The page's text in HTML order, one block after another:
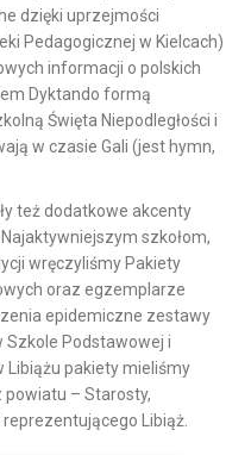
dzięki uprzejmości
Pedagogicznej w Kielcach)
informacji o polskich
Dyktando formą
Święta Niepodległości i
w czasie Gali (jest hymn,
też dodatkowe akcenty
szkołom,
wręczyliśmy Pakiety
oraz egzemplarze
epidemiczne zestawy
Szkole Podstawowej i
Libiążu pakiety mieliśmy
powiatu – Starosty,
Libiąż.